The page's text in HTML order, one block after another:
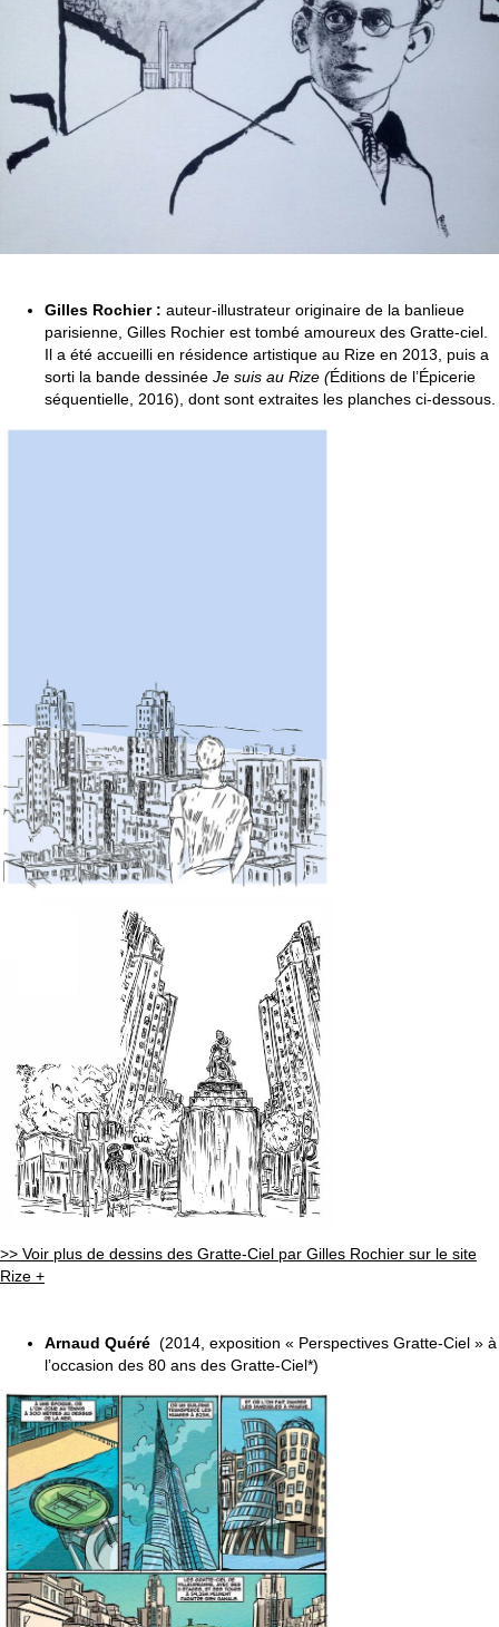
Gilles Rochier : auteur-illustrateur originaire de la banlieue
parisienne, Gilles Rochier est tombé amoureux des Gratte-ciel.
Il a été accueilli en résidence artistique au Rize en 2013, puis a
sorti la bande dessinée Je suis au Rize (Éditions de l’Épicerie
séquentielle, 2016), dont sont extraites les planches ci-dessous.
>> Voir plus de dessins des Gratte-Ciel par Gilles Rochier sur le site
Rize +
Arnaud Quéré (2014, exposition « Perspectives Gratte-Ciel » à
l’occasion des 80 ans des Gratte-Ciel*)